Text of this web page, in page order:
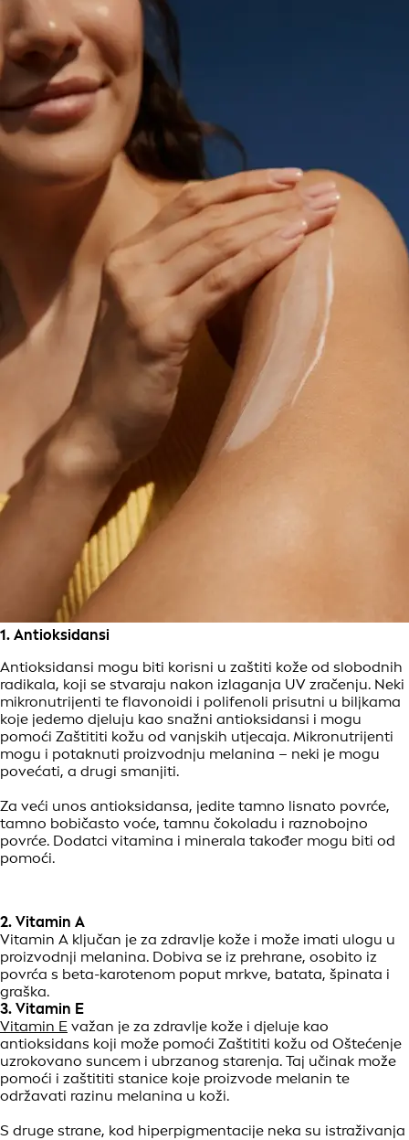
1. Antioksidansi
Antioksidansi mogu biti korisni u zaštiti kože od slobodnih
radikala, koji se stvaraju nakon izlaganja UV zračenju. Neki
mikronutrijenti te flavonoidi i polifenoli prisutni u biljkama
koje jedemo djeluju kao snažni antioksidansi i mogu
pomoći Zaštititi kožu od vanjskih utjecaja. Mikronutrijenti
mogu i potaknuti proizvodnju melanina – neki je mogu
povećati, a drugi smanjiti.
Za veći unos antioksidansa, jedite tamno lisnato povrće,
tamno bobičasto voće, tamnu čokoladu i raznobojno
povrće. Dodatci vitamina i minerala također mogu biti od
pomoći.
2. Vitamin A
Vitamin A ključan je za zdravlje kože i može imati ulogu u
proizvodnji melanina. Dobiva se iz prehrane, osobito iz
povrća s beta-karotenom poput mrkve, batata, špinata i
graška.
3. Vitamin E
Vitamin E važan je za zdravlje kože i djeluje kao
antioksidans koji može pomoći Zaštititi kožu od Oštećenje
uzrokovano suncem i ubrzanog starenja. Taj učinak može
pomoći i zaštititi stanice koje proizvode melanin te
održavati razinu melanina u koži.
S druge strane, kod hiperpigmentacije neka su istraživanja